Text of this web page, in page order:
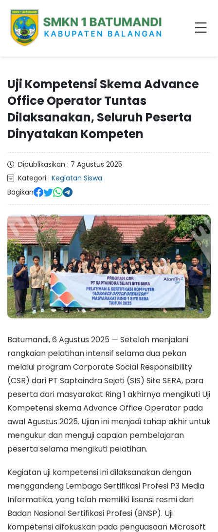
Uji Kompetensi Skema Advance
Office Operator Tuntas
Dilaksanakan, Seluruh Peserta
Dinyatakan Kompeten
Dipublikasikan : 7 Agustus 2025
Kategori : Kegiatan Siswa
Bagikan
Batumandi, 6 Agustus 2025 — Setelah menjalani
rangkaian pelatihan intensif selama dua pekan
melalui program Corporate Social Responsibility
(CSR) dari PT Saptaindra Sejati (SIS) Site SERA, para
peserta dari masyarakat Ring 1 akhirnya mengikuti Uji
Kompetensi skema Advance Office Operator pada
awal Agustus 2025. Ujian ini menjadi tahap akhir untuk
mengukur dan menguji capaian pembelajaran
peserta selama mengikuti pelatihan.
Kegiatan uji kompetensi ini dilaksanakan dengan
menggandeng Lembaga Sertifikasi Profesi P3 Media
Informatika, yang telah memiliki lisensi resmi dari
Badan Nasional Sertifikasi Profesi (BNSP). Uji
kompetensi difokuskan pada penguasaan Microsoft